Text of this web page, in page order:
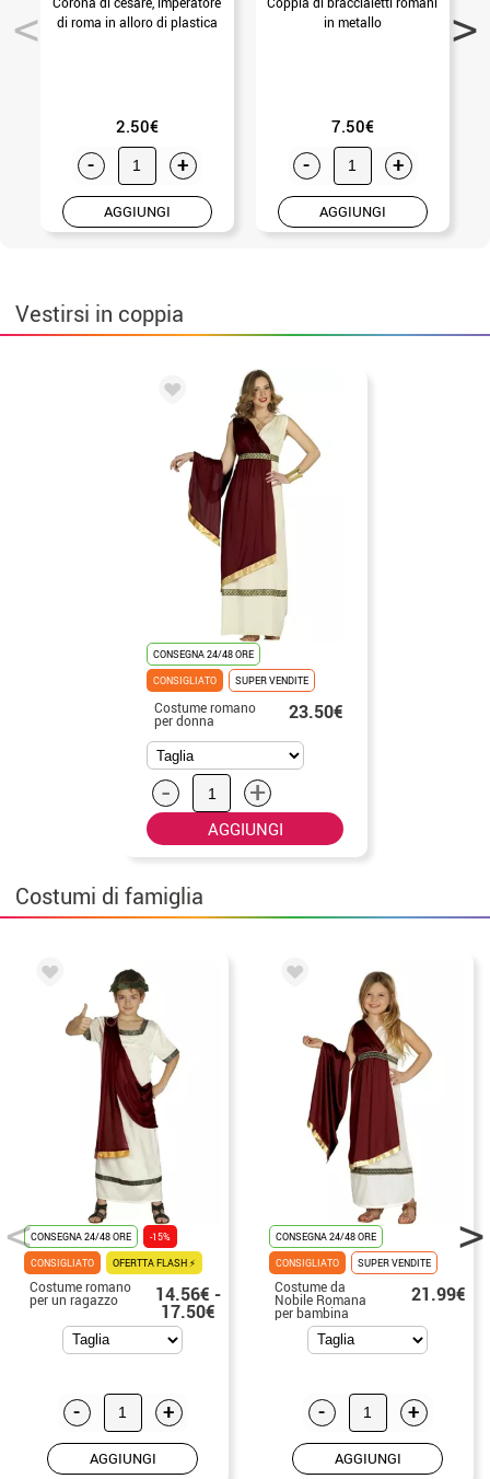
di roma in alloro di plastica
2.50€
- +
AGGIUNGI
in metallo
7.50€
- +
AGGIUNGI
Vestirsi in coppia
CONSEGNA 24/48 ORE
CONSIGLIATO
SUPER VENDITE
Costume romano
per donna 23.50€
- +
AGGIUNGI
Costumi di famiglia
CONSEGNA 24/48 ORE
-15%
CONSIGLIATO
OFERTTA FLASH ⚡
Costume romano
per un ragazzo 14.56€ -
17.50€
- +
AGGIUNGI
CONSEGNA 24/48 ORE
CONSIGLIATO
SUPER VENDITE
Costume da
Nobile Romana
per bambina
21.99€
- +
AGGIUNGI